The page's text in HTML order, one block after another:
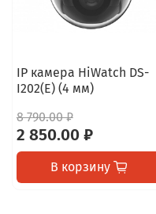
IP камера HiWatch DS-
I202(E) (4 мм)
8 790.00 ₽
2 850.00 ₽
В корзину